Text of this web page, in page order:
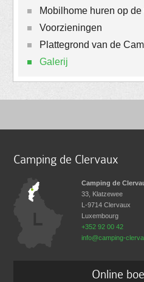
Mobilhome huren op
Voorzieningen
Plattegrond van de
Galerij
Camping de Clervaux
Camping de
33, Klatzewee
L-9714 Clervaux
Luxembourg
+352 92 00 42
info@camping-
Online